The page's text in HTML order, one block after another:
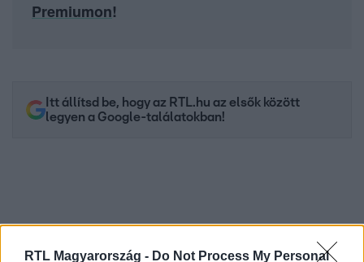
RTL Magyarország - Do Not Process My Personal
Premiumon!
Itt állítsd be, hogy az RTL.hu az elsők között
legyen a Google-találatokban!